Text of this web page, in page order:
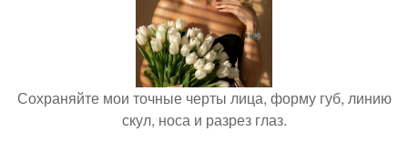
Сохраняйте мои точные черты лица, форму губ, линию
скул, носа и разрез глаз.